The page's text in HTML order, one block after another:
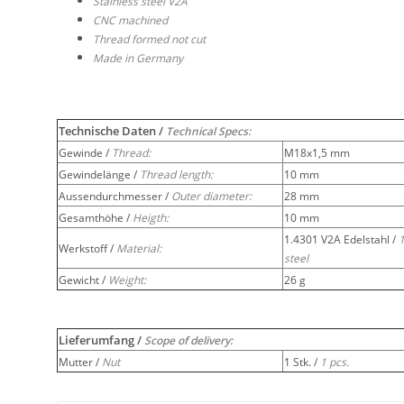
CNC machined
Thread formed not cut
Made in Germany
Technische Daten / Technical Specs:
Gewinde / Thread:
M18x1,5 mm
Gewindelänge / Thread length:
10 mm
Aussendurchmesser / Outer diameter:
28 mm
Gesamthöhe / Heigth:
10 mm
Werkstoff / Material:
1.4301 V2A Edelstahl /
steel
Gewicht / Weight: 26 g
Lieferumfang / Scope of delivery:
Mutter / Nut 1 Stk. / 1 pcs.